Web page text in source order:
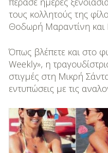
Διάσημες
Βαπτίσεις
Σπίτι
Παιδικό Δωμάτιο
DIY
Διατροφή-Συνταγές
τους κολλητούς της
Θοδωρή Μαραντίνη
Όπως βλέπετε και στο
Weekly», η
στιγμές στη Μικρή
εντυπώσεις με τις